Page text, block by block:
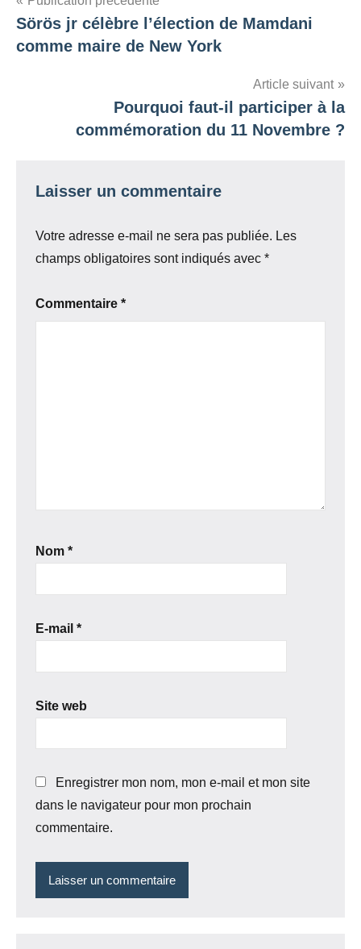
de
Sörös jr célèbre l’élection de Mamdani
comme maire de New York
Article suivant
Pourquoi faut-il participer à la
commémoration du 11 Novembre ?
Laisser un commentaire
Votre adresse e-mail ne sera pas publiée. Les
champs obligatoires sont indiqués avec *
Commentaire *
Nom *
E-mail *
Site web
Enregistrer mon nom, mon e-mail et mon site
dans le navigateur pour mon prochain
commentaire.